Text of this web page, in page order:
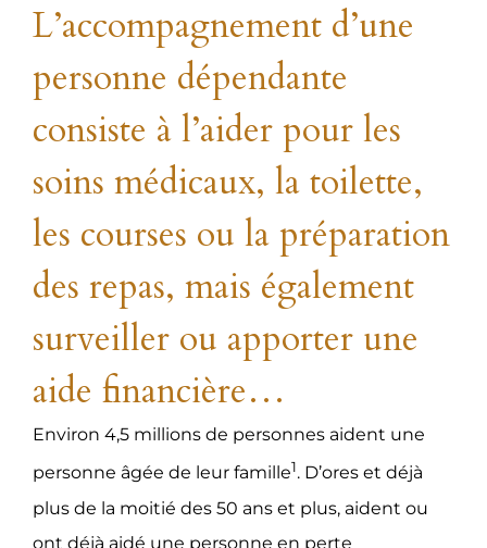
L’accompagnement d’une
personne dépendante
consiste à l’aider pour les
soins médicaux, la toilette,
les courses ou la préparation
des repas, mais également
surveiller ou apporter une
aide financière…
Environ 4,5 millions de personnes aident une
personne âgée de leur famille1. D’ores et déjà
plus de la moitié des 50 ans et plus, aident ou
ont déjà aidé une personne en perte